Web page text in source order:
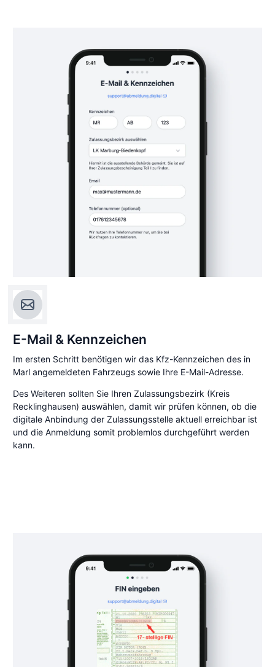
E-Mail & Kennzeichen
Im ersten Schritt benötigen wir das Kfz-Kennzeichen des in
Marl angemeldeten Fahrzeugs sowie Ihre E-Mail-Adresse.
Des Weiteren sollten Sie Ihren Zulassungsbezirk (Kreis
Recklinghausen) auswählen, damit wir prüfen können, ob die
digitale Anbindung der Zulassungsstelle aktuell erreichbar ist
und die Anmeldung somit problemlos durchgeführt werden
kann.